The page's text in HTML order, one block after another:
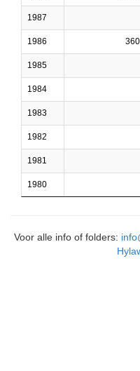
1987
1986 360
1985
1984
1983
1982
1981
1980
Voor alle info of folders: